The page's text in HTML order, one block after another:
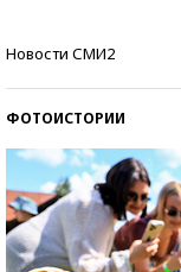
Новости СМИ2
ФОТОИСТОРИИ